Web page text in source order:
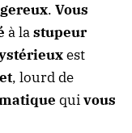
. Vous
à lastupeur
est
, lourd de
quivous